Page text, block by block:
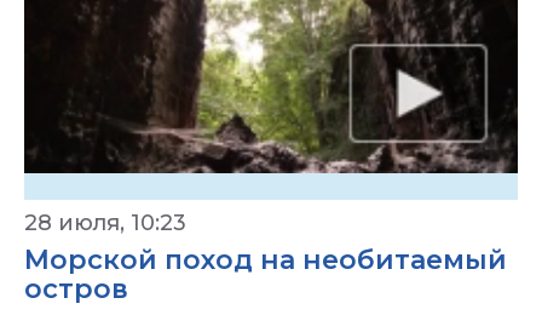
28 июля, 10:23
Морской поход на необитаемый
остров